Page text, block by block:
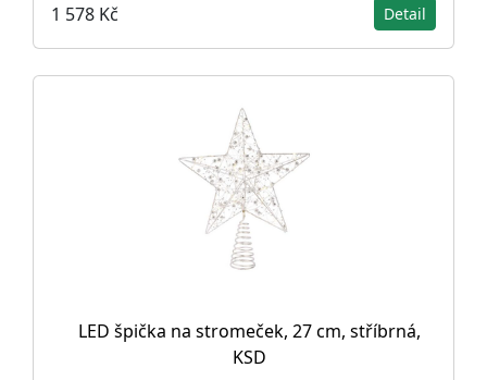
1 578 Kč Detail
LED špička na stromeček, 27 cm, stříbrná,
KSD